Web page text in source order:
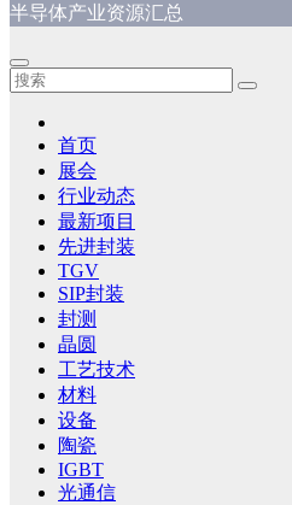
半导体产业资源汇总
首页
展会
行业动态
最新项目
先进封装
TGV
SIP封装
封测
晶圆
工艺技术
材料
设备
陶瓷
IGBT
光通信